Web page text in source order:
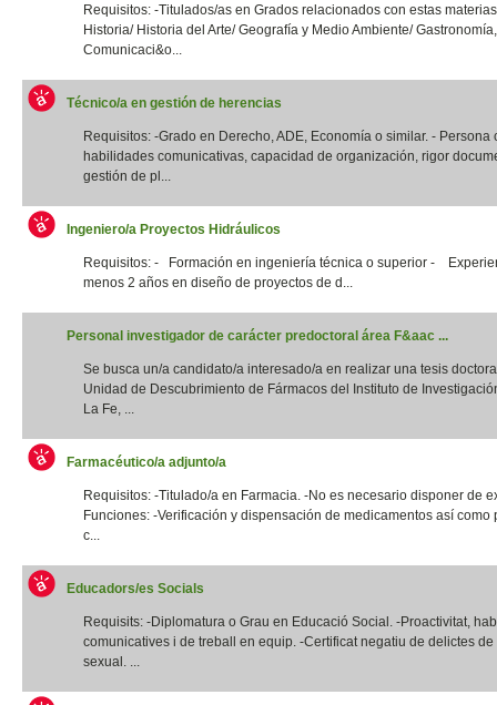
Requisitos: -Titulados/as en Grados relacionados con estas
Historia/ Historia del Arte/ Geografía y Medio Ambiente/ Gastronomía,
Comunicaci&o...
Técnico/a en gestión de herencias
Requisitos: -Grado en Derecho, ADE, Economía o similar. - Persona
habilidades comunicativas, capacidad de organización, rigor
gestión de pl...
Ingeniero/a Proyectos Hidráulicos
Requisitos: - Formación en ingeniería técnica o superior -
menos 2 años en diseño de proyectos de d...
Personal investigador de carácter predoctoral área F&aac ...
Se busca un/a candidato/a interesado/a en realizar una tesis
Unidad de Descubrimiento de Fármacos del Instituto de
La Fe, ...
Farmacéutico/a adjunto/a
Requisitos: -Titulado/a en Farmacia. -No es necesario disponer de
Funciones: -Verificación y dispensación de medicamentos así como
c...
Educadors/es Socials
Requisits: -Diplomatura o Grau en Educació Social. -Proactivitat,
comunicatives i de treball en equip. -Certificat negatiu de delictes
sexual. ...